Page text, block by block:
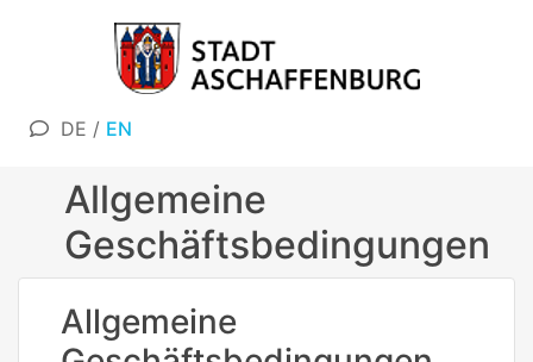
DE / EN
Allgemeine
Geschäftsbedingungen
Allgemeine